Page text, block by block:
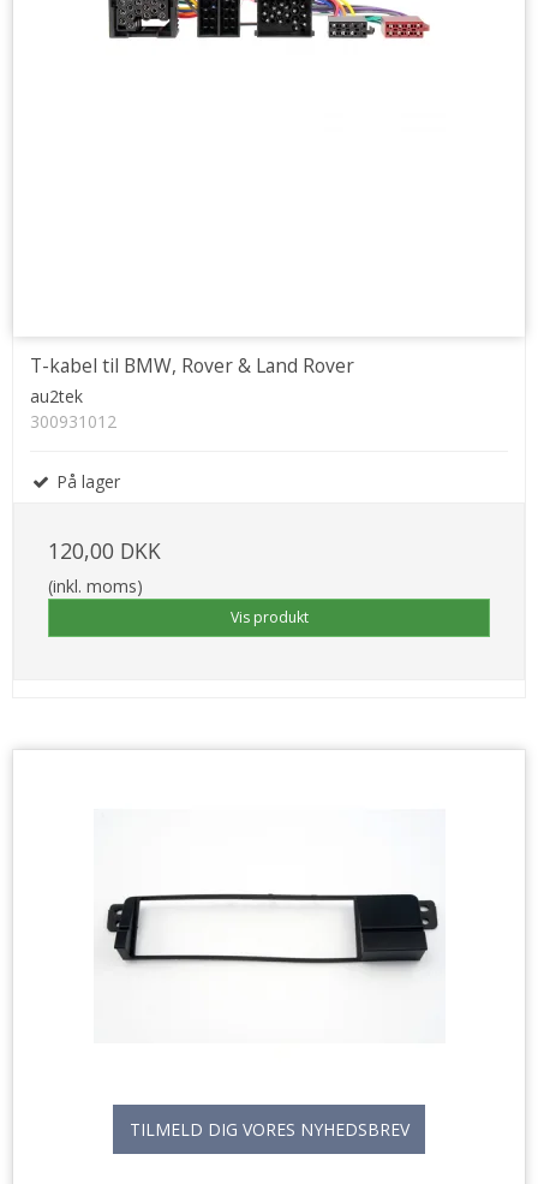
T-kabel til BMW, Rover & Land Rover
au2tek
300931012
På lager
120,00 DKK
(inkl. moms)
Vis produkt
TILMELD DIG VORES NYHEDSBREV